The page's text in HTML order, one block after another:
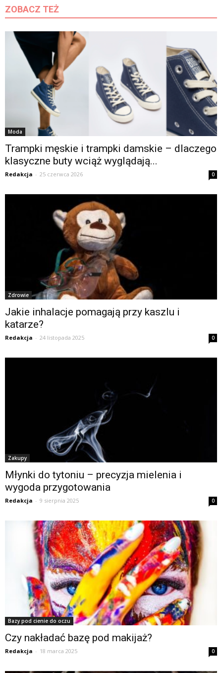
ZOBACZ TEŻ
Moda
Trampki męskie i trampki damskie – dlaczego
klasyczne buty wciąż wyglądają...
Redakcja - 25 czerwca 2026 0
Zdrowie
Jakie inhalacje pomagają przy kaszlu i
katarze?
Redakcja - 24 listopada 2025 0
Zakupy
Młynki do tytoniu – precyzja mielenia i
wygoda przygotowania
Redakcja - 9 sierpnia 2025 0
Bazy pod cienie do oczu
Czy nakładać bazę pod makijaż?
Redakcja - 18 marca 2025 0